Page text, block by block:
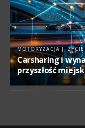
MOTORYZACJA
Carsharing i
przyszłość